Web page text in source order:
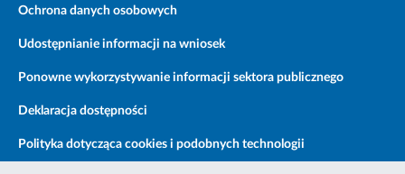
Ochrona danych osobowych
Udostępnianie informacji na wniosek
Ponowne wykorzystywanie informacji sektora publicznego
Deklaracja dostępności
Polityka dotycząca cookies i podobnych technologii